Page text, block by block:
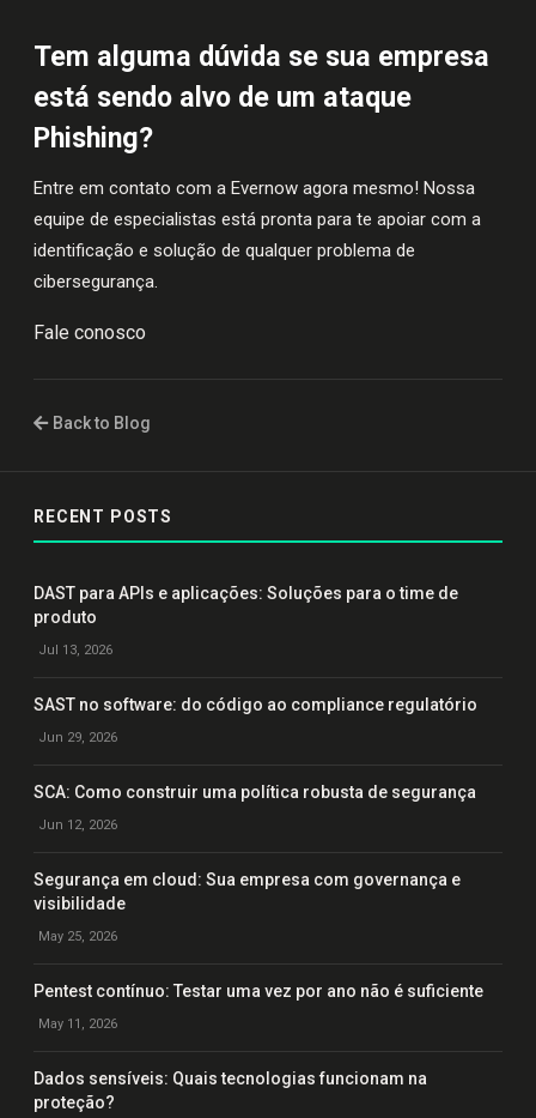
Tem alguma dúvida se sua empresa
está sendo alvo de um ataque
Phishing?
Entre em contato com a Evernow agora mesmo! Nossa
equipe de especialistas está pronta para te apoiar com a
identificação e solução de qualquer problema de
cibersegurança.
Fale conosco
Back to Blog
RECENT POSTS
DAST para APIs e aplicações: Soluções para o time de
produto
Jul 13, 2026
SAST no software: do código ao compliance regulatório
Jun 29, 2026
SCA: Como construir uma política robusta de segurança
Jun 12, 2026
Segurança em cloud: Sua empresa com governança e
visibilidade
May 25, 2026
Pentest contínuo: Testar uma vez por ano não é suficiente
May 11, 2026
Dados sensíveis: Quais tecnologias funcionam na
proteção?